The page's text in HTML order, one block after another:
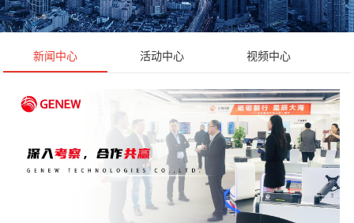
新闻中心 活动中心 视频中心